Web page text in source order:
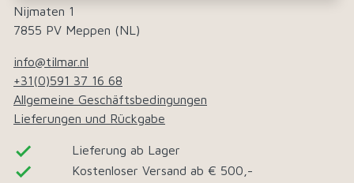
Nijmaten 1
7855 PV Meppen (NL)
info@tilmar.nl
+31(0)591 37 16 68
Allgemeine Geschäftsbedingungen
Lieferungen und Rückgabe
done Lieferung ab Lager
done Kostenloser Versand ab € 500,-